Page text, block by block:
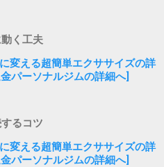
く工夫
変える超簡単エクササイズの詳
パーソナルジムの詳細へ]
るコツ
変える超簡単エクササイズの詳
パーソナルジムの詳細へ]